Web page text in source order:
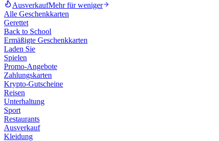
AusverkaufMehr für weniger
Alle Geschenkkarten
Gerettet
Back to School
Ermäßigte Geschenkkarten
Laden Sie
Spielen
Promo-Angebote
Zahlungskarten
Krypto-Gutscheine
Reisen
Unterhaltung
Sport
Restaurants
Ausverkauf
Kleidung